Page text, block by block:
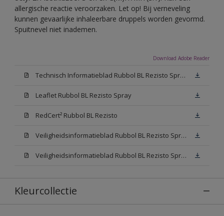
allergische reactie veroorzaken. Let op! Bij verneveling
kunnen gevaarlijke inhaleerbare druppels worden gevormd.
Spuitnevel niet inademen.
Download Adobe Reader
Technisch Informatieblad Rubbol BL Rezisto Spray (PDF)
Leaflet Rubbol BL Rezisto Spray
RedCert² Rubbol BL Rezisto
Veiligheidsinformatieblad Rubbol BL Rezisto Spray W05 (MSDS)
Veiligheidsinformatieblad Rubbol BL Rezisto Spray N00 (MSDS)
Kleurcollectie